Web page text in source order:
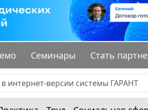
Семинары Стать